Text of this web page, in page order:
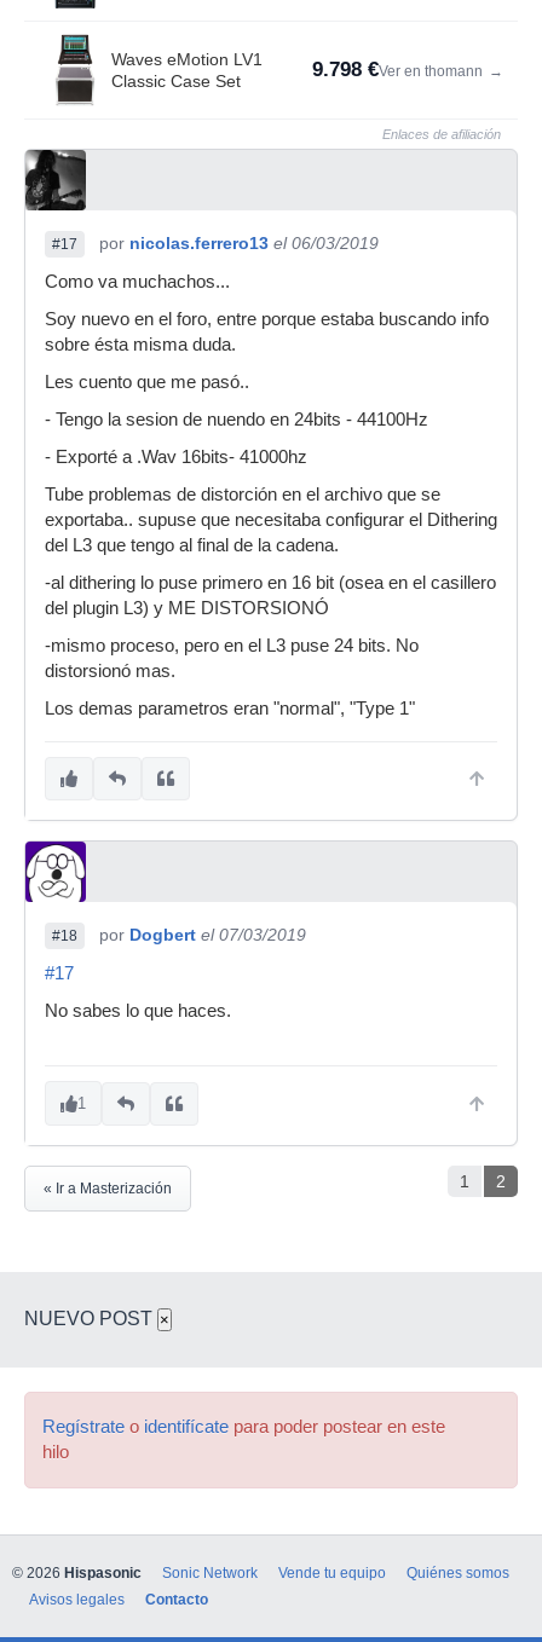
Waves eMotion LV1
Classic Case Set
9.798 €Ver en thomann →
Enlaces de afiliación
#17 por nicolas.ferrero13 el 06/03/2019
Como va muchachos...
Soy nuevo en el foro, entre porque estaba buscando info
sobre ésta misma duda.
Les cuento que me pasó..
- Tengo la sesion de nuendo en 24bits - 44100Hz
- Exporté a .Wav 16bits- 41000hz
Tube problemas de distorción en el archivo que se
exportaba.. supuse que necesitaba configurar el Dithering
del L3 que tengo al final de la cadena.
-al dithering lo puse primero en 16 bit (osea en el casillero
del plugin L3) y ME DISTORSIONÓ
-mismo proceso, pero en el L3 puse 24 bits. No
distorsionó mas.
Los demas parametros eran "normal", "Type 1"
#18 por Dogbert el 07/03/2019
#17
No sabes lo que haces.
1
1 2
« Ir a Masterización
NUEVO POST ×
Regístrate o identifícate para poder postear en este
hilo
© 2026 Hispasonic Sonic Network Vende tu equipo
Quiénes somos
Avisos legales
Contacto